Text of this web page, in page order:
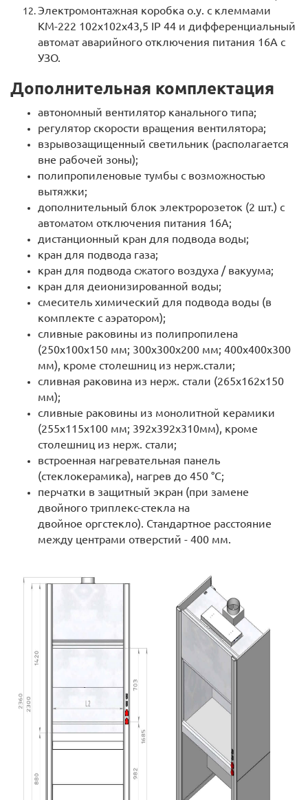
Электромонтажная коробка о.у. с клеммами
КМ-222 102х102х43,5 IP 44 и дифференциальный
автомат аварийного отключения питания 16А с
УЗО.
Дополнительная комплектация
автономный вентилятор канального типа;
регулятор скорости вращения вентилятора;
взрывозащищенный светильник (располагается
вне рабочей зоны);
полипропиленовые тумбы с возможностью
вытяжки;
дополнительный блок электророзеток (2 шт.) с
автоматом отключения питания 16A;
дистанционный кран для подвода воды;
кран для подвода газа;
кран для подвода сжатого воздуха / вакуума;
кран для деионизированной воды;
смеситель химический для подвода воды (в
комплекте с аэратором);
сливные раковины из полипропилена
(250х100х150 мм; 300х300х200 мм; 400х400х300
мм), кроме столешниц из нерж.стали;
cливная раковина из нерж. стали (265х162х150
мм);
сливные раковины из монолитной керамики
(255х115х100 мм; 392х392х310мм), кроме
столешниц из нерж. стали;
встроенная нагревательная панель
(стеклокерамика), нагрев до 450 °С;
перчатки в защитный экран (при замене
двойного триплекс-стекла на
двойное оргстекло). Стандартное расстояние
между центрами отверстий - 400 мм.